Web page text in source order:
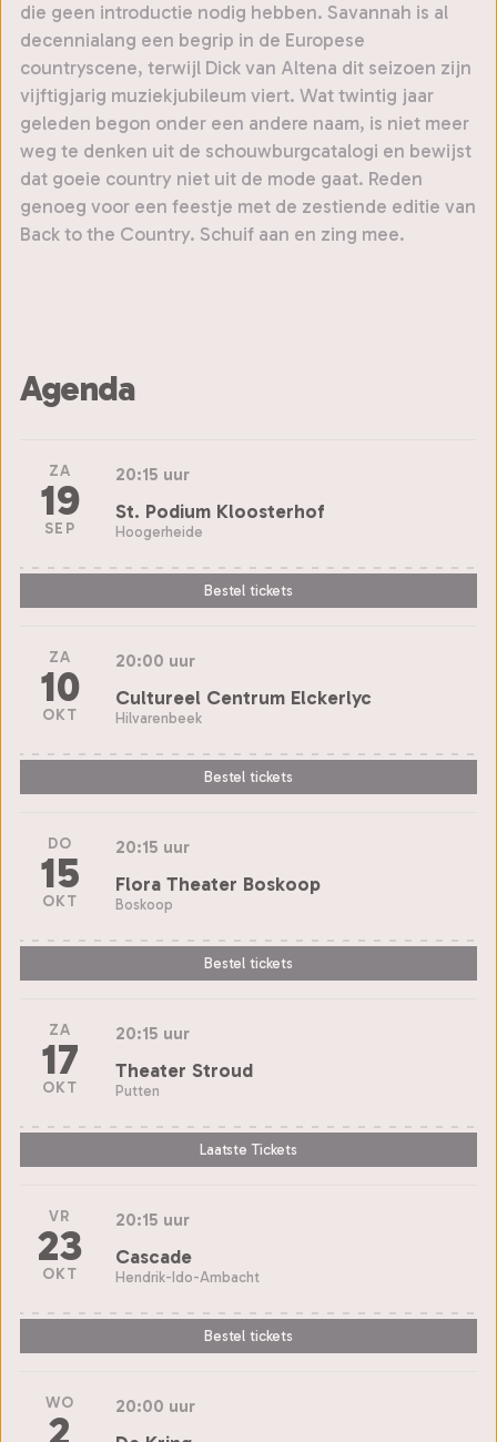
die geen introductie nodig hebben. Savannah is al
decennialang een begrip in de Europese
countryscene, terwijl Dick van Altena dit seizoen zijn
vijftigjarig muziekjubileum viert. Wat twintig jaar
geleden begon onder een andere naam, is niet meer
weg te denken uit de schouwburgcatalogi en bewijst
dat goeie country niet uit de mode gaat. Reden
genoeg voor een feestje met de zestiende editie van
Back to the Country. Schuif aan en zing mee.
Agenda
ZA
19
SEP
20:15 uur
St. Podium Kloosterhof
Hoogerheide
Bestel tickets
ZA
10
OKT
20:00 uur
Cultureel Centrum Elckerlyc
Hilvarenbeek
Bestel tickets
DO
15
OKT
20:15 uur
Flora Theater Boskoop
Boskoop
Bestel tickets
ZA
17
OKT
20:15 uur
Theater Stroud
Putten
Laatste Tickets
VR
23
OKT
20:15 uur
Cascade
Hendrik-Ido-Ambacht
Bestel tickets
WO 20:00 uur